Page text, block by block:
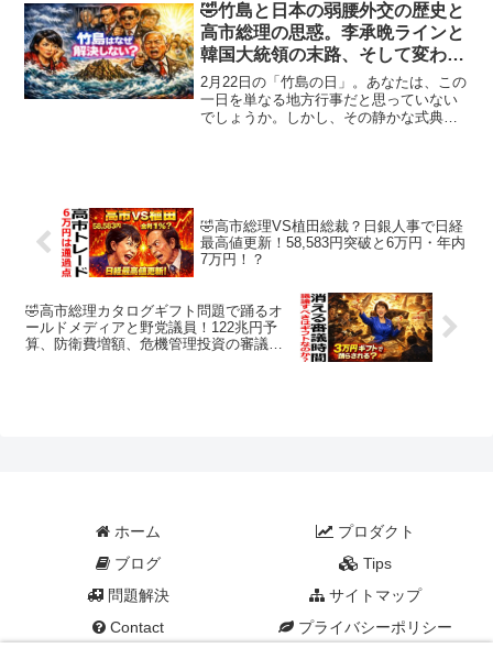
に強い影響を与えています。いま原油は
供給過剰観測と...
🤣竹島と日本の弱腰外交の歴史と
高市総理の思惑。李承晩ラインと
韓国大統領の末路、そして変わる
若者意識
2月22日の「竹島の日」。あなたは、この
一日を単なる地方行事だと思っていない
でしょうか。しかし、その静かな式典の
🤣高市総理VS植田総裁？日銀人事で日経
最高値更新！58,583円突破と6万円・年内
7万円！？
🤣高市総理カタログギフト問題で踊るオ
ールドメディアと野党議員！122兆円予
算、防衛費増額、危機管理投資の審議は
ホーム
プロダクト
ブログ
Tips
問題解決
サイトマップ
Contact
プライバシーポリシー